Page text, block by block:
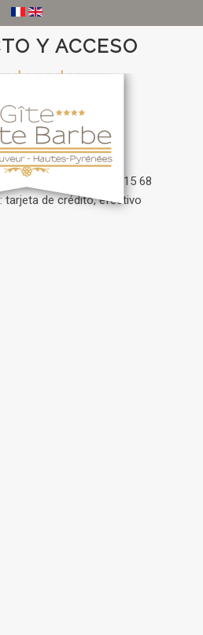
Y ACCESO
Sesqué
Sainte-Barbe
SAINT-SAUVEUR
92 85 85 / +33 6 80 07 15 68
tarjeta de crédito, efectivo